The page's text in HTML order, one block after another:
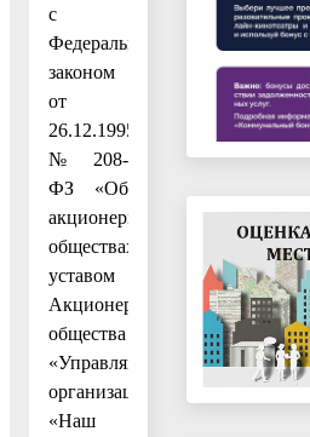
с
Федеральным
законом
от
26.12.1995
№ 208-
ФЗ «Об
акционерных
обществах»,
уставом
Акционерного
общества
«Управляющая
организация
«Наш